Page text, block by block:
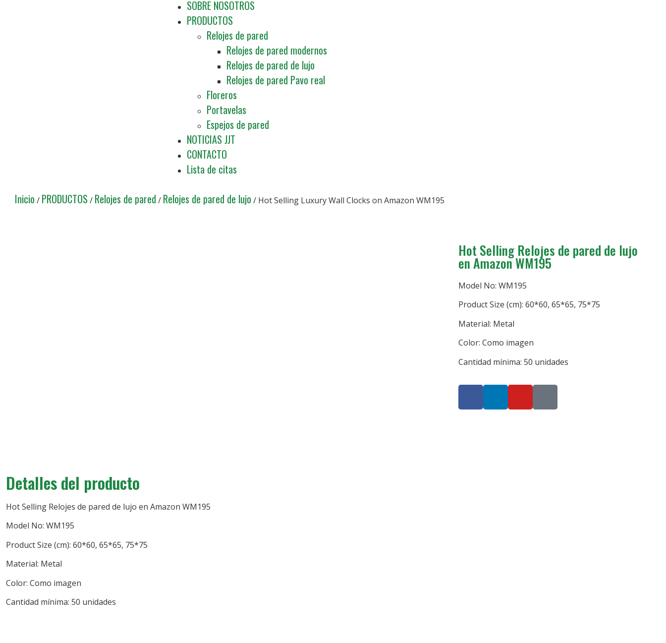
SOBRE NOSOTROS
PRODUCTOS
Relojes de pared
Relojes de pared modernos
Relojes de pared de lujo
Relojes de pared Pavo real
Floreros
Portavelas
Espejos de pared
NOTICIAS JJT
CONTACTO
Lista de citas
Inicio / PRODUCTOS / Relojes de pared / Relojes de pared de lujo / Hot Selling Luxury Wall Clocks on Amazon WM195
Hot Selling Relojes de pared de lujo
en Amazon WM195
Model No: WM195
Product Size (cm): 60*60, 65*65, 75*75
Material: Metal
Color: Como imagen
Cantidad mínima: 50 unidades
Detalles del producto
Hot Selling Relojes de pared de lujo en Amazon WM195
Model No: WM195
Product Size (cm): 60*60, 65*65, 75*75
Material: Metal
Color: Como imagen
Cantidad mínima: 50 unidades